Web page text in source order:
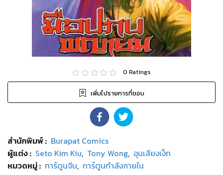
0 Ratings
เพิ่มไปรายการที่ชอบ
สำนักพิมพ์: Burapat Comics
ผู้แต่ง : Seto Kim Kiu, Tony Wong, อุนเลียงเง็ก
หมวดหมู่: การ์ตูนจีน, การ์ตูนกำลังภายใน